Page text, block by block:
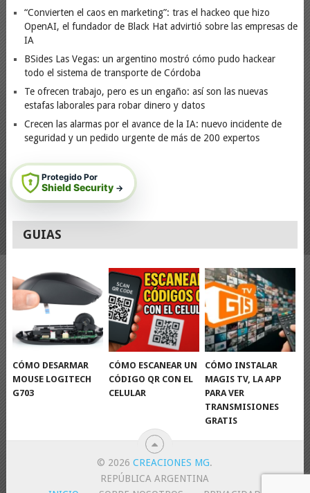
“Convierten el caos en marketing”: tras el hackeo que hizo
OpenAI, el fundador de Black Hat advirtió sobre las empresas de
IA
BSides Las Vegas: un argentino mostró cómo pudo hackear
todo el sistema de transporte de Córdoba
Te ofrecen trabajo, pero es un engaño: así son las nuevas
estafas laborales para robar dinero y datos
Crecen las alarmas por el avance de la IA: nuevo incidente de
seguridad y un pedido urgente de más de 200 expertos
Protegido Por
Shield Security →
GUIAS
CÓMO DESARMAR
MOUSE LOGITECH
G703
CÓMO ESCANEAR UN
CÓDIGO QR CON EL
CELULAR
CÓMO INSTALAR
MAGIS TV, LA APP
PARA VER
TRANSMISIONES
GRATIS
© 2026CREACIONES MG.
REPÚBLICA ARGENTINA